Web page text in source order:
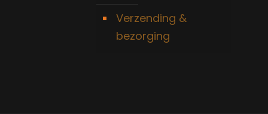
Verzending &
bezorging